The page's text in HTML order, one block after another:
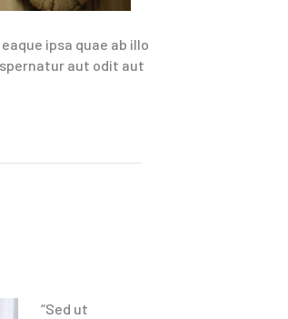
ipsa quae ab illo
aut odit aut
“Sed ut